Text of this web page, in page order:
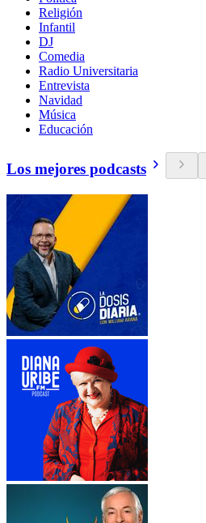
Religión
Infantil
DJ
Comedia
Radio Universitaria
Entrevista
Navidad
Música
Educación
Los mejores podcasts